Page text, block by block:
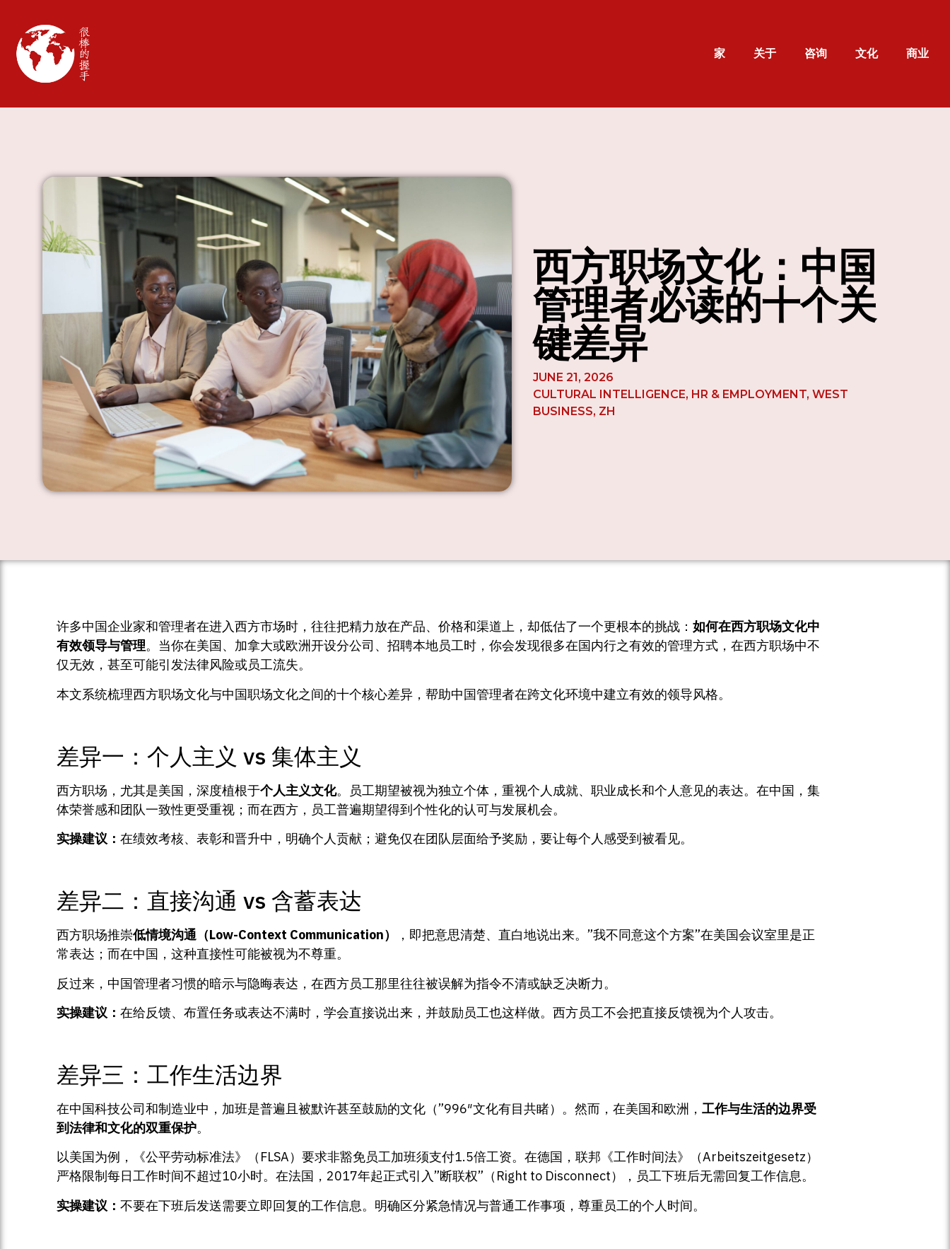
家 关于 咨询 文化 商业
西方职场文化：中国
管理者必读的十个关
键差异
JUNE 21, 2026
CULTURAL INTELLIGENCE, HR & EMPLOYMENT,WEST
BUSINESS, ZH
许多中国企业家和管理者在进入西方市场时，往往把精力放在产品、价格和渠道上，却低估了一个更根本的挑战： 如何在西方职场文化中
有效领导与管理。当你在美国、加拿大或欧洲开设分公司、招聘本地员工时，你会发现很多在国内行之有效的管理方式，在西方职场中不
仅无效，甚至可能引发法律风险或员工流失。
本文系统梳理西方职场文化与中国职场文化之间的十个核心差异，帮助中国管理者在跨文化环境中建立有效的领导风格。
差异一：个人主义 vs 集体主义
西方职场，尤其是美国，深度植根于个人主义文化。员工期望被视为独立个体，重视个人成就、职业成长和个人意见的表达。在中国，集
体荣誉感和团队一致性更受重视；而在西方，员工普遍期望得到个性化的认可与发展机会。
实操建议： 在绩效考核、表彰和晋升中，明确个人贡献；避免仅在团队层面给予奖励，要让每个人感受到被看见。
差异二：直接沟通 vs 含蓄表达
西方职场推崇低情境沟通（Low-Context Communication）
，即把意思清楚、直白地说出来。”我不同意这个方案”在美国会议室里是正
常表达；而在中国，这种直接性可能被视为不尊重。
反过来，中国管理者习惯的暗示与隐晦表达，在西方员工那里往往被误解为指令不清或缺乏决断力。
实操建议： 在给反馈、布置任务或表达不满时，学会直接说出来，并鼓励员工也这样做。西方员工不会把直接反馈视为个人攻击。
差异三：工作生活边界
在中国科技公司和制造业中，加班是普遍且被默许甚至鼓励的文化（”996″文化有目共睹）。然而，在美国和欧洲， 工作与生活的边界受
到法律和文化的双重保护。
以美国为例，《公平劳动标准法》（FLSA）要求非豁免员工加班须支付1.5倍工资。在德国，联邦《工作时间法》（Arbeitszeitgesetz）
严格限制每日工作时间不超过10小时。在法国，2017年起正式引入”断联权”（Right to Disconnect），员工下班后无需回复工作信息。
实操建议： 不要在下班后发送需要立即回复的工作信息。明确区分紧急情况与普通工作事项，尊重员工的个人时间。